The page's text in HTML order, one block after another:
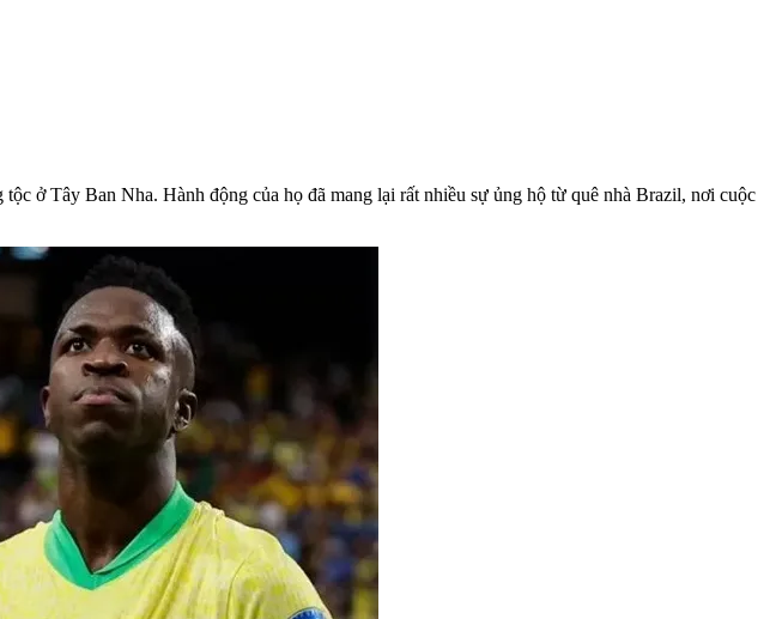
ở Tây Ban Nha. Hành động của họ đã mang lại rất nhiều sự ủng hộ từ quê nhà Brazil, nơi cuộc